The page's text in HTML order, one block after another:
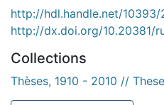
http://hdl.handle.net/10393/
http://dx.doi.org/10.20381/
Collections
Thèses, 1910 - 2010 //